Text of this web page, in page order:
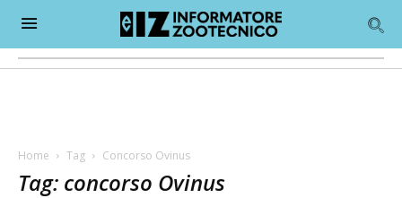
Home Tag Concorso Ovinus
Tag: concorso Ovinus